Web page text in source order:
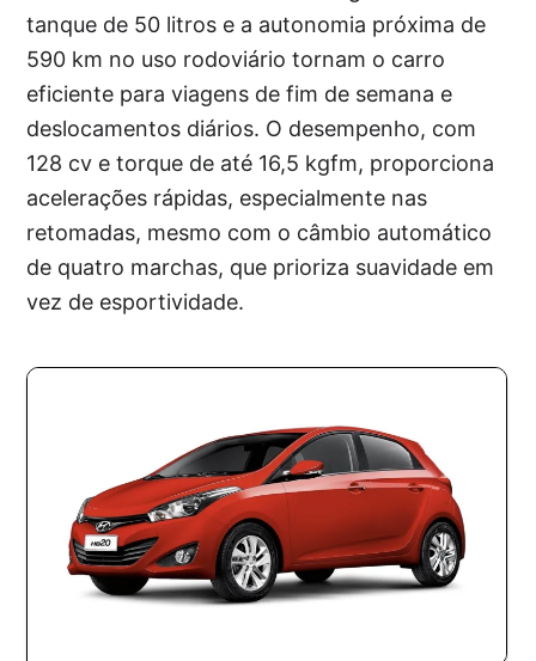
tanque de 50 litros e a autonomia próxima de
590 km no uso rodoviário tornam o carro
eficiente para viagens de fim de semana e
deslocamentos diários. O desempenho, com
128 cv e torque de até 16,5 kgfm, proporciona
acelerações rápidas, especialmente nas
retomadas, mesmo com o câmbio automático
de quatro marchas, que prioriza suavidade em
vez de esportividade.